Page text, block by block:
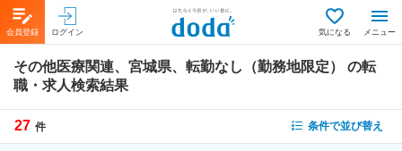
会員登録 ログイン 気になる メニュー
その他医療関連、宮城県、転勤なし（勤務地限定）
の転
職・求人検索結果
27 件 条件で並び替え